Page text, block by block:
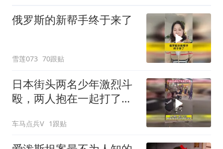
俄罗斯的新帮手终于来了
雪莲073 70跟贴
日本街头两名少年激烈斗
殴，两人抱在一起打了半
车马点兵V 1跟贴